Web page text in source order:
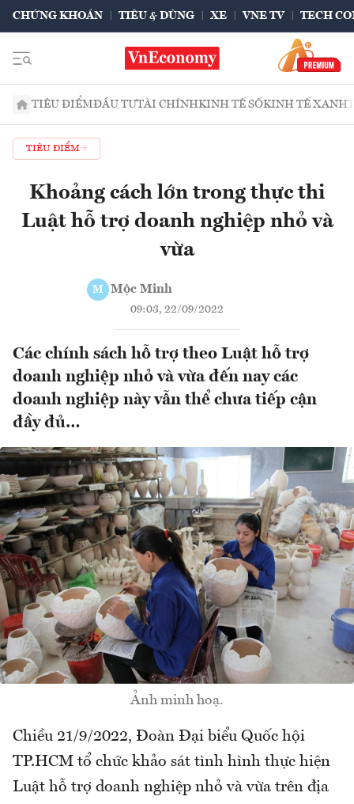
CHỨNG KHOÁN TIÊU & DÙNG XE VNE TV TECH
TIÊU ĐIỂMĐẦU TƯTÀI CHÍNHKINH TẾ SỐKINH TẾ XANH
TIÊU ĐIỂM
Khoảng cách lớn trong thực thi
Luật hỗ trợ doanh nghiệp nhỏ và
vừa
M Mộc Minh
09:03, 22/09/2022
Các chính sách hỗ trợ theo Luật hỗ trợ
doanh nghiệp nhỏ và vừa đến nay các
doanh nghiệp này vẫn thể chưa tiếp cận
đầy đủ…
Ảnh minh hoạ.
Chiều 21/9/2022, Đoàn Đại biểu Quốc hội
TP.HCM tổ chức khảo sát tình hình thực hiện
Luật hỗ trợ doanh nghiệp nhỏ và vừa trên địa